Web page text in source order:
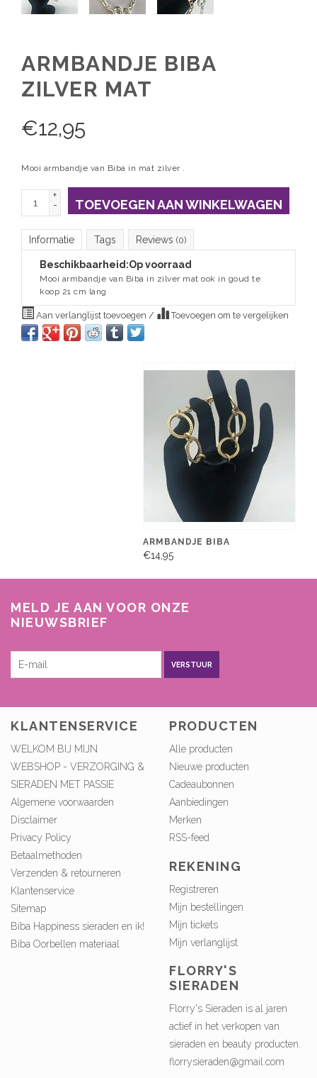
ARMBANDJE BIBA
ZILVER MAT
€12,95
Mooi armbandje van Biba in mat zilver .
+
-
TOEVOEGEN AAN WINKELWAGEN
Informatie Tags Reviews (0)
Beschikbaarheid:Op voorraad
Mooi armbandje van Biba in zilver mat ook in goud te
koop 21 cm lang
Aan verlanglijst toevoegen / Toevoegen om te vergelijken
ARMBANDJE BIBA
€14,95
MELD JE AAN VOOR ONZE
NIEUWSBRIEF
VERSTUUR
KLANTENSERVICE
WELKOM BIJ MIJN
WEBSHOP - VERZORGING &
SIERADEN MET PASSIE
Algemene voorwaarden
Disclaimer
Privacy Policy
Betaalmethoden
Verzenden & retourneren
Klantenservice
Sitemap
Biba Happiness sieraden en ik!
Biba Oorbellen materiaal
PRODUCTEN
Alle producten
Nieuwe producten
Cadeaubonnen
Aanbiedingen
Merken
RSS-feed
REKENING
Registreren
Mijn bestellingen
Mijn tickets
Mijn verlanglijst
FLORRY'S
SIERADEN
Florry's Sieraden is al jaren
actief in het verkopen van
sieraden en beauty producten.
florrysieraden@gmail.com